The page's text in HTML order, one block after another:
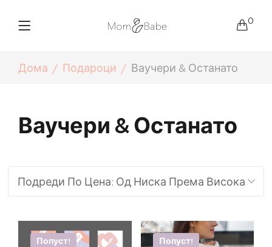
0
Ваучери & Останато
Дома Подароци Ваучери & Останато
Попуст! Попуст!